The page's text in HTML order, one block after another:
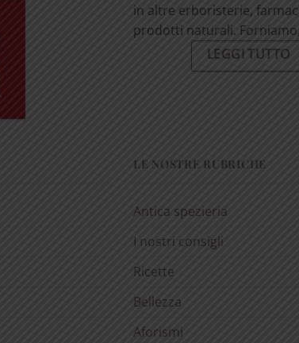
in altre erboristerie,
prodotti naturali.
LEGGI TUTTO
LE NOSTRE RUBRICHE
Antica spezieria
I nostri consigli
Ricette
Bellezza
Aforismi